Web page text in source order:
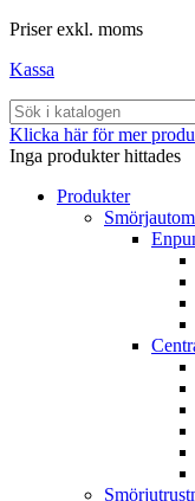
Priser exkl. moms
Kassa
Klicka här för mer
Inga produkter hittades
Produkter